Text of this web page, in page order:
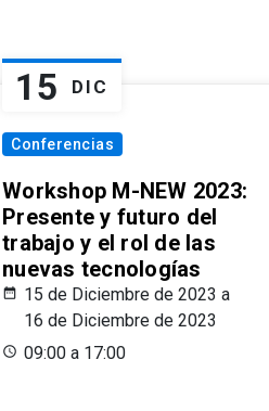
15 DIC
Conferencias
Workshop M-NEW 2023:
Presente y futuro del
trabajo y el rol de las
nuevas tecnologías
15 de Diciembre de 2023 a
16 de Diciembre de 2023
09:00 a 17:00